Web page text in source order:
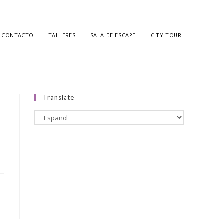
CONTACTO TALLERES SALA DE ESCAPE CITY TOUR
Translate